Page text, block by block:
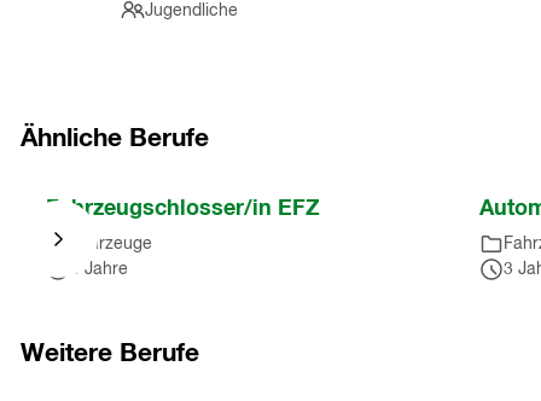
Jugendliche
Ähnliche Berufe
springen
Fahrzeugschlosser/in EFZ
Fahrzeuge
4 Jahre
3
Karussell
Weitere Berufe